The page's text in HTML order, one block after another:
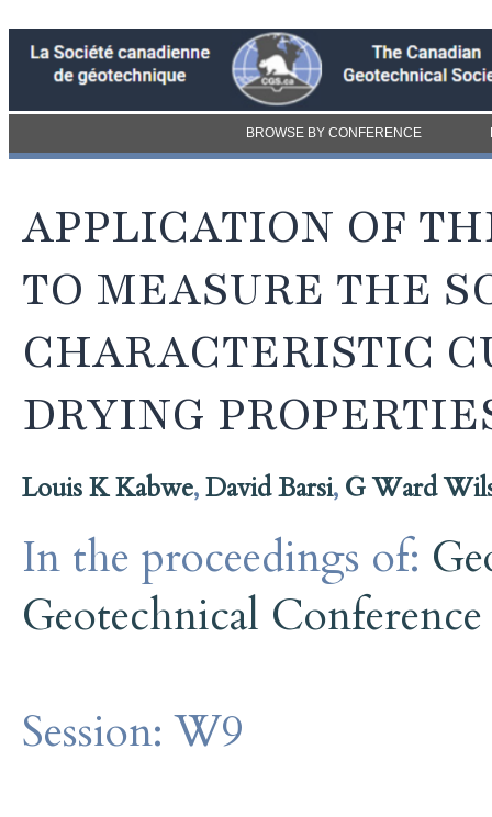
BROWSE BY CONFERENCE
APPLICATION OF
TO MEASURE THE
CHARACTERISTIC
DRYING
Louis K Kabwe,David Barsi, G Ward
In the proceedings of:
Geotechnical Conference
Session:W9